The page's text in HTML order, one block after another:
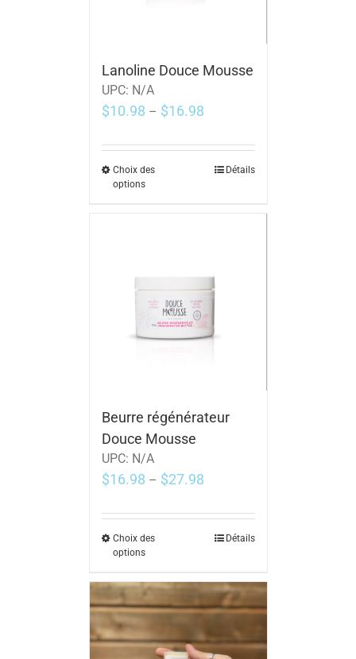
Lanoline Douce Mousse
UPC: N/A
$10.98 – $16.98
Choix des
options
Détails
Beurre régénérateur
Douce Mousse
UPC: N/A
$16.98 – $27.98
Choix des
options
Détails